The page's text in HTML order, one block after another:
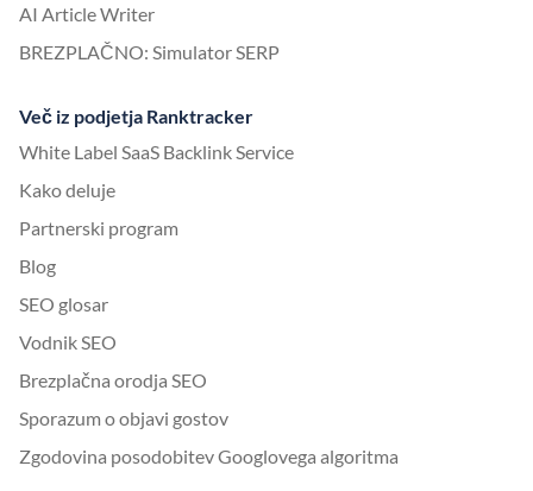
AI Article Writer
BREZPLAČNO: Simulator SERP
Več iz podjetja Ranktracker
White Label SaaS Backlink Service
Kako deluje
Partnerski program
Blog
SEO glosar
Vodnik SEO
Brezplačna orodja SEO
Sporazum o objavi gostov
Zgodovina posodobitev Googlovega algoritma